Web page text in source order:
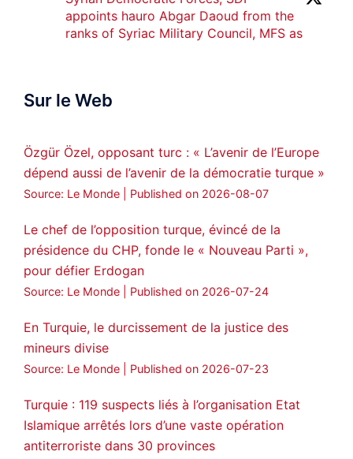
appoints hauro Abgar Daoud from the
ranks of Syriac Military Council, MFS as
ܟܫܝܪܘܬܐ ܒܘܠܝܬܐ ܚܘܪܐ ܐܒܓܪ
Amitiés kurdes de Bretagne a retweeté
MedyaNews @medyanews_ · 24 Jan 2025
statement on Abdullah Öcalan meeting
#AbdullahÖcalan
#ImralıIsland
🔗https://medyanews.rs/h4lwBwQ
Sur le Web
Özgür Özel, opposant turc : « L’avenir de l’Europe
dépend aussi de l’avenir de la démocratie turque »
Source: Le Monde Published on 2026-08-07
Le chef de l’opposition turque, évincé de la
présidence du CHP, fonde le « Nouveau Parti »,
pour défier Erdogan
Source: Le Monde Published on 2026-07-24
En Turquie, le durcissement de la justice des
mineurs divise
Source: Le Monde Published on 2026-07-23
Turquie : 119 suspects liés à l’organisation Etat
Islamique arrêtés lors d’une vaste opération
antiterroriste dans 30 provinces